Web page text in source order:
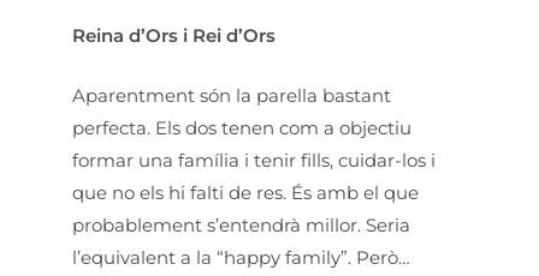
Reina d’Ors i Rei d’Ors
Aparentment són la parella bastant
perfecta. Els dos tenen com a objectiu
formar una família i tenir fills, cuidar-los i
que no els hi falti de res. És amb el que
probablement s’entendrà millor. Seria
l’equivalent a la “happy family”. Però…